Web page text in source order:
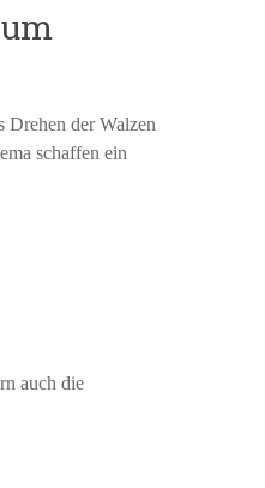
Drehen der Walzen
schaffen ein
auch die